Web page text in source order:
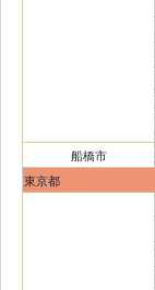
船橋市
東京都